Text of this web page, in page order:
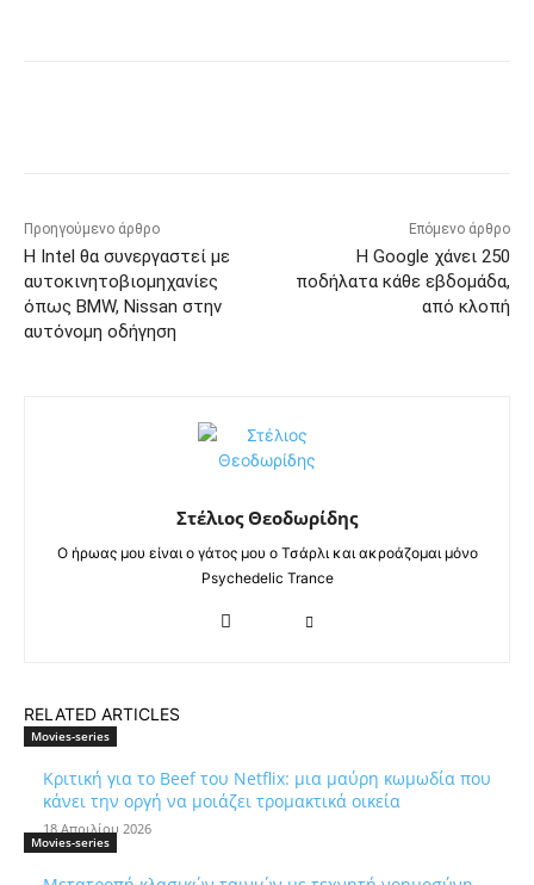
Προηγούμενο άρθρο
Η Intel θα συνεργαστεί με
αυτοκινητοβιομηχανίες
όπως BMW, Nissan στην
αυτόνομη οδήγηση
Επόμενο άρθρο
Η Google χάνει 250
ποδήλατα κάθε εβδομάδα,
από κλοπή
Στέλιος Θεοδωρίδης
Ο ήρωας μου είναι ο γάτος μου ο Τσάρλι και ακροάζομαι μόνο
Psychedelic Trance
RELATED ARTICLES
Movies-series
Κριτική για το Beef του Netflix: μια μαύρη κωμωδία που
κάνει την οργή να μοιάζει τρομακτικά οικεία
18 Απριλίου 2026
Movies-series